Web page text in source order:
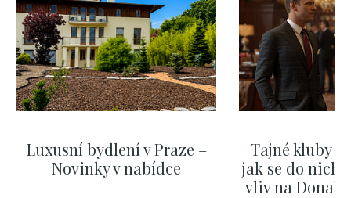
Luxusní bydlení v Praze –
Novinky v nabídce
Tajné kluby
jak se do nich
vliv na